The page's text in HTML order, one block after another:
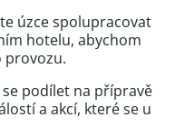
úzce spolupracovat
hotelu, abychom
provozu.
podílet na přípravě
a akcí, které se u